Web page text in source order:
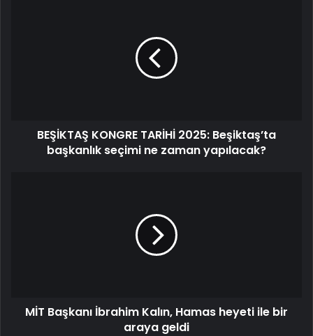
yapılacak?BEŞİKTAŞ KONGRE TARİHİ 2025: Beşiktaş’ta
başkanlık seçimi ne zaman yapılacak?
geldiMİT Başkanı İbrahim Kalın, Hamas heyeti ile bir
araya geldi